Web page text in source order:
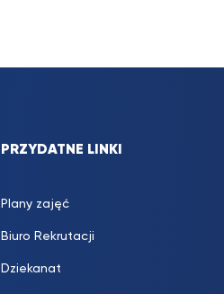
PRZYDATNE LINKI
Plany zajęć
Biuro Rekrutacji
Dziekanat